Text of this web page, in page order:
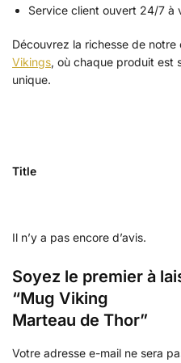
Service client ouvert 24/7 à
Découvrez la richesse de notre
Vikings, où chaque produit est
unique.
Title
Il n’y a pas encore d’avis.
Soyez le premier à
“Mug Viking
Marteau de Thor”
Votre adresse e-mail ne sera